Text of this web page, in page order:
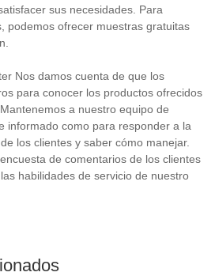
sus necesidades. Para
podemos ofrecer muestras gratuitas
Nos damos cuenta de que los
para conocer los productos ofrecidos
a nuestro equipo de
informado como para responder a la
los clientes y saber cómo manejar.
de comentarios de los clientes
habilidades de servicio de nuestro